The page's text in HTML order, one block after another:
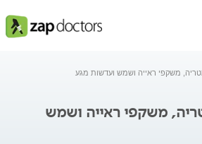
משקפי ראייה ושמש ועדשות מגע
משקפי ראייה ושמש